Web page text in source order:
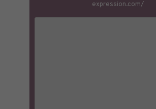
expression.com/